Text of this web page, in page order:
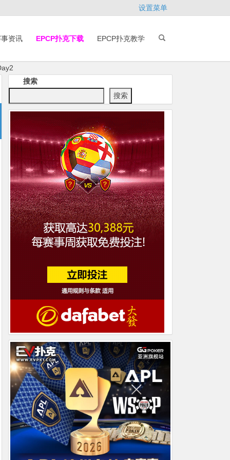
设置菜单
资讯 EPCP扑克下载 EPCP扑克教学
搜索
搜索